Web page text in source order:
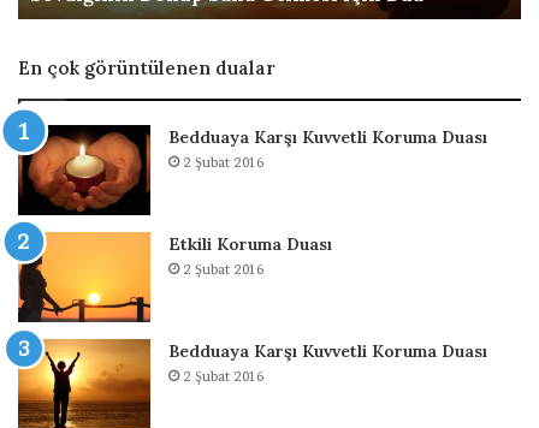
D
n
ü
p
S
a
n
a
G
e
l
m
e
s
i
İ
En çok görüntülenen dualar
Bedduaya Karşı Kuvvetli Koruma Duası
2 Şubat 2016
Etkili Koruma Duası
2 Şubat 2016
Bedduaya Karşı Kuvvetli Koruma Duası
2 Şubat 2016